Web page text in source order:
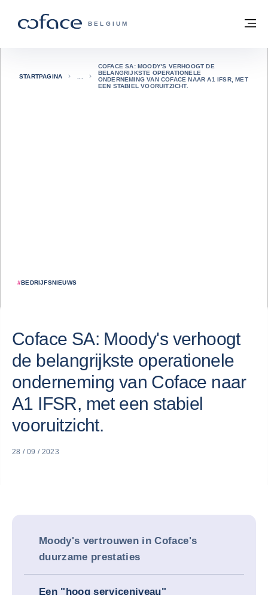
COFACE, FOR TRADE - GROEP
BELGIUM
Terug naar startpagina
#BEDRIJFSNIEUWS
STARTPAGINA
COFACE SA: MOODY'S VERHOOGT DE
BELANGRIJKSTE OPERATIONELE
ONDERNEMING VAN COFACE NAAR A1 IFSR, MET
EEN STABIEL VOORUITZICHT.
Coface SA: Moody's verhoogt
de belangrijkste operationele
onderneming van Coface naar
A1 IFSR, met een stabiel
vooruitzicht.
28 / 09 / 2023
Moody's vertrouwen in Coface's
duurzame prestaties
Een "hoog serviceniveau"